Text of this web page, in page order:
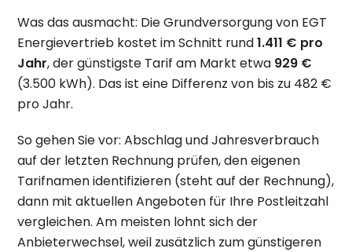
Was das ausmacht: Die Grundversorgung von EGT
Energievertrieb kostet im Schnitt rund1.411 € pro
Jahr, der günstigste Tarif am Markt etwa 929 €
(3.500 kWh). Das ist eine Differenz von bis zu 482 €
pro Jahr.
So gehen Sie vor: Abschlag und Jahresverbrauch
auf der letzten Rechnung prüfen, den eigenen
Tarifnamen identifizieren (steht auf der Rechnung),
dann mit aktuellen Angeboten für Ihre Postleitzahl
vergleichen. Am meisten lohnt sich der
Anbieterwechsel, weil zusätzlich zum günstigeren